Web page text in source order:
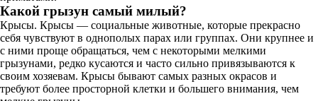
Какой грызун самый милый?
Крысы. Крысы — социальные животные, которые прекрасно
себя чувствуют в однополых парах или группах. Они крупнее и
с ними проще обращаться, чем с некоторыми мелкими
грызунами, редко кусаются и часто сильно привязываются к
своим хозяевам. Крысы бывают самых разных окрасов и
требуют более просторной клетки и большего внимания, чем